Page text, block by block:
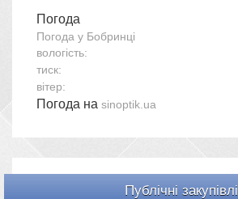
Погода
Погода у Бобринці
вологість:
тиск:
вітер:
Погода на sinoptik.ua
Публічні закупівлі